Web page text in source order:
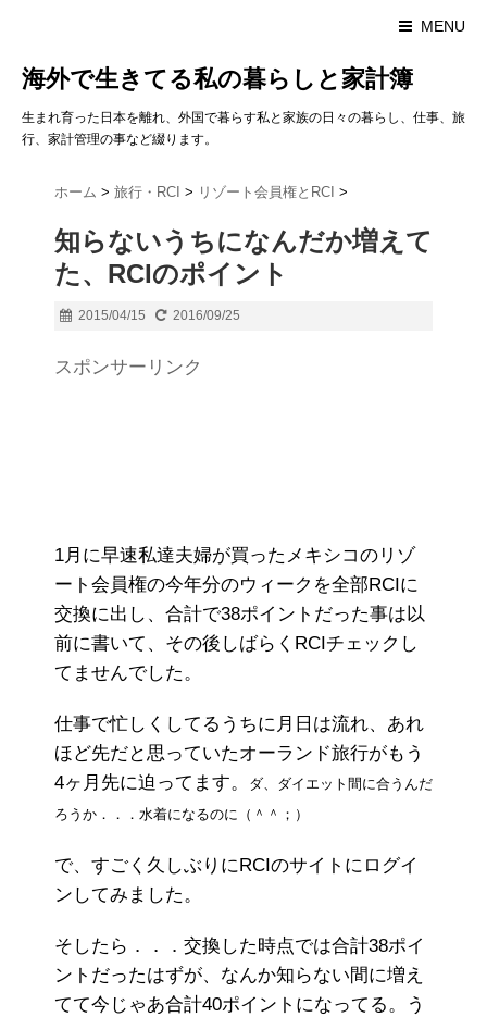
MENU
海外で生きてる私の暮らしと家計簿
生まれ育った日本を離れ、外国で暮らす私と家族の日々の暮らし、仕事、旅
行、家計管理の事など綴ります。
ホーム > 旅行・RCI > リゾート会員権とRCI >
知らないうちになんだか増えて
た、RCIのポイント
2015/04/15 2016/09/25
スポンサーリンク
1月に早速私達夫婦が買ったメキシコのリゾ
ート会員権の今年分のウィークを全部RCIに
交換に出し、合計で38ポイントだった事は以
前に書いて、その後しばらくRCIチェックし
てませんでした。
仕事で忙しくしてるうちに月日は流れ、あれ
ほど先だと思っていたオーランド旅行がもう
4ヶ月先に迫ってます。
ダ、ダイエット間に合うんだ
ろうか．．．水着になるのに（＾＾；）
で、すごく久しぶりにRCIのサイトにログイ
ンしてみました。
そしたら．．．交換した時点では合計38ポイ
ントだったはずが、なんか知らない間に増え
てて今じゃあ合計40ポイントになってる。う